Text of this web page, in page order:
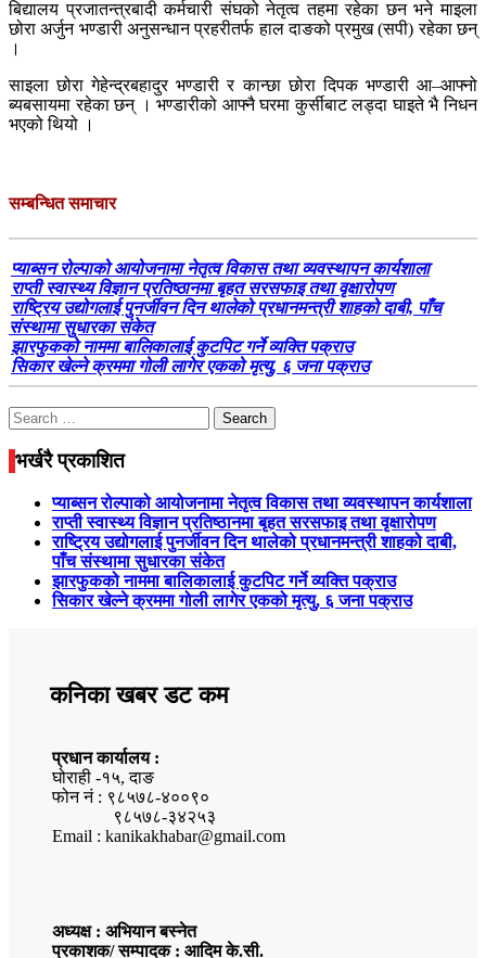
बिद्यालय प्रजातन्त्रबादी कर्मचारी संघको नेतृत्व तहमा रहेका छन भने माइला
छोरा अर्जुन भण्डारी अनुसन्धान प्रहरीतर्फ हाल दाङको प्रमुख (सपी) रहेका छन्
।
साइला छोरा गेहेन्द्रबहादुर भण्डारी र कान्छा छोरा दिपक भण्डारी आ–आफ्नो
ब्यबसायमा रहेका छन् । भण्डारीको आफ्नै घरमा कुर्सीबाट लड्दा घाइते भै निधन
भएको थियो ।
सम्बन्धित समाचार
प्याब्सन रोल्पाको आयोजनामा नेतृत्व विकास तथा व्यवस्थापन कार्यशाला
राप्ती स्वास्थ्य विज्ञान प्रतिष्ठानमा बृहत सरसफाइ तथा वृक्षारोपण
राष्ट्रिय उद्योगलाई पुनर्जीवन दिन थालेको प्रधानमन्त्री शाहको दाबी, पाँच
संस्थामा सुधारका संकेत
झारफुकको नाममा बालिकालाई कुटपिट गर्ने व्यक्ति पक्राउ
सिकार खेल्ने क्रममा गोली लागेर एकको मृत्यु, ६ जना पक्राउ
Search
for:
भर्खरै प्रकाशित
प्याब्सन रोल्पाको आयोजनामा नेतृत्व विकास तथा व्यवस्थापन कार्यशाला
राप्ती स्वास्थ्य विज्ञान प्रतिष्ठानमा बृहत सरसफाइ तथा वृक्षारोपण
राष्ट्रिय उद्योगलाई पुनर्जीवन दिन थालेको प्रधानमन्त्री शाहको दाबी,
पाँच संस्थामा सुधारका संकेत
झारफुकको नाममा बालिकालाई कुटपिट गर्ने व्यक्ति पक्राउ
सिकार खेल्ने क्रममा गोली लागेर एकको मृत्यु, ६ जना पक्राउ
कनिका खबर डट कम
प्रधान कार्यालय :
घोराही -१५, दाङ
फोन नं : ९८५७८-४००९०
९८५७८-३४२५३
Email : kanikakhabar@gmail.com
अध्यक्ष : अभियान बस्नेत
प्रकाशक/ सम्पादक : आदिम के.सी.